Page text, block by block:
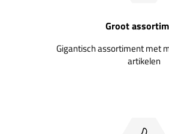
Groot
Gigantisch assortiment met
artikelen